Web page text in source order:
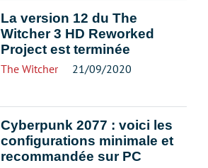
La version 12 du The
Witcher 3 HD Reworked
Project est terminée
The Witcher 21/09/2020
Cyberpunk 2077 : voici les
configurations minimale et
recommandée sur PC